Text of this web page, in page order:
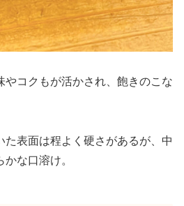
やコクもが活かされ、飽きのこな
た表面は程よく硬さがあるが、中
な口溶け。